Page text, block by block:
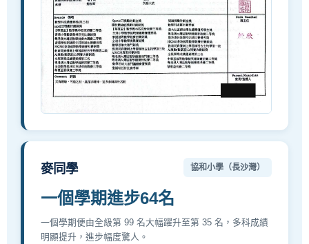
麥同學 協和小學（長沙灣）
一個學期進步64名
一個學期便由全級第 99 名大幅躍升至第 35 名，多科成績
明顯提升，進步幅度驚人。